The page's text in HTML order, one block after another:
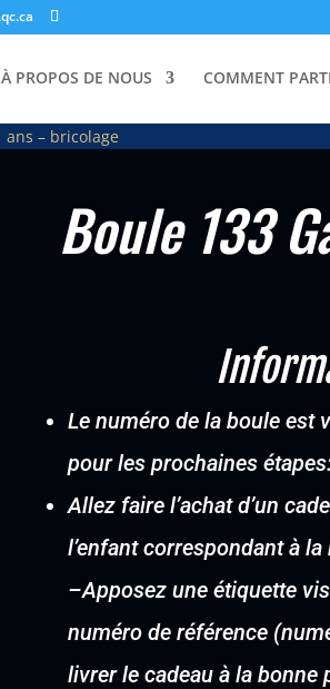
À PROPOS DE NOUS COMMENT
ans – bricolage
Boule 133
Le numéro de la boule est
pour les prochaines
Allez faire l’achat d’un
l’enfant correspondant à
–Apposez une étiquette
numéro de référence
livrer le cadeau à la bonne